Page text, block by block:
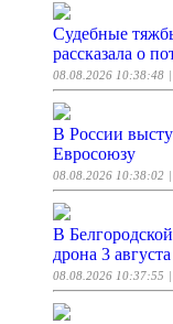
Судебные
рассказала о
08.08.2026 10:38:48
В России
Евросоюзу
08.08.2026 10:38:02
В
дрона 3 августа
08.08.2026 10:37:55